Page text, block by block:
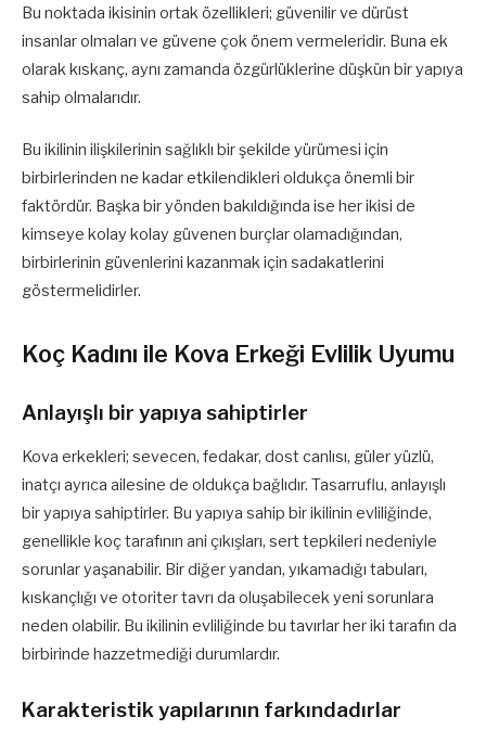
Bu noktada ikisinin ortak özellikleri; güvenilir ve dürüst
insanlar olmaları ve güvene çok önem vermeleridir. Buna ek
olarak kıskanç, aynı zamanda özgürlüklerine düşkün bir yapıya
sahip olmalarıdır.
Bu ikilinin ilişkilerinin sağlıklı bir şekilde yürümesi için
birbirlerinden ne kadar etkilendikleri oldukça önemli bir
faktördür. Başka bir yönden bakıldığında ise her ikisi de
kimseye kolay kolay güvenen burçlar olamadığından,
birbirlerinin güvenlerini kazanmak için sadakatlerini
göstermelidirler.
Koç Kadını ile Kova Erkeği Evlilik Uyumu
Anlayışlı bir yapıya sahiptirler
Kova erkekleri; sevecen, fedakar, dost canlısı, güler yüzlü,
inatçı ayrıca ailesine de oldukça bağlıdır. Tasarruflu, anlayışlı
bir yapıya sahiptirler. Bu yapıya sahip bir ikilinin evliliğinde,
genellikle koç tarafının ani çıkışları, sert tepkileri nedeniyle
sorunlar yaşanabilir. Bir diğer yandan, yıkamadığı tabuları,
kıskançlığı ve otoriter tavrı da oluşabilecek yeni sorunlara
neden olabilir. Bu ikilinin evliliğinde bu tavırlar her iki tarafın da
birbirinde hazzetmediği durumlardır.
Karakteristik yapılarının farkındadırlar